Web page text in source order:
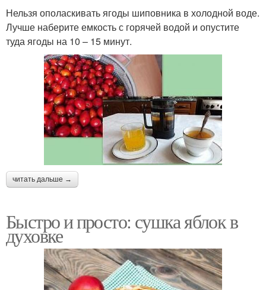
Нельзя ополаскивать ягоды шиповника в холодной воде.
Лучше наберите емкость с горячей водой и опустите
туда ягоды на 10 – 15 минут.
читать дальше →
Быстро и просто: сушка яблок в
духовке